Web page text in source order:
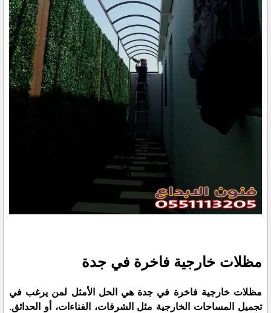
مظلات خارجية فاخرة في جدة
مظلات خارجية فاخرة في جدة هي الحل الأمثل لمن يرغب في
تجميل المساحات الخارجية مثل الشرفات، الفناءات، أو الحدائق.